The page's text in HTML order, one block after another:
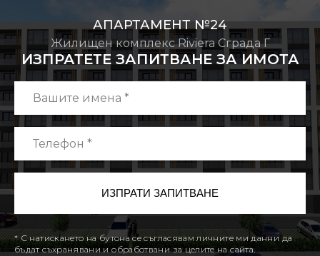
АПАРТАМЕНТ №24
Жилищен комплекс Riviera Сграда Г
ИЗПРАТЕТЕ ЗАПИТВАНЕ ЗА ИМОТА
* С натискането на бутона се съгласявам личните ми данни да
бъдат съхранявани и обработвани за целите на сайта.